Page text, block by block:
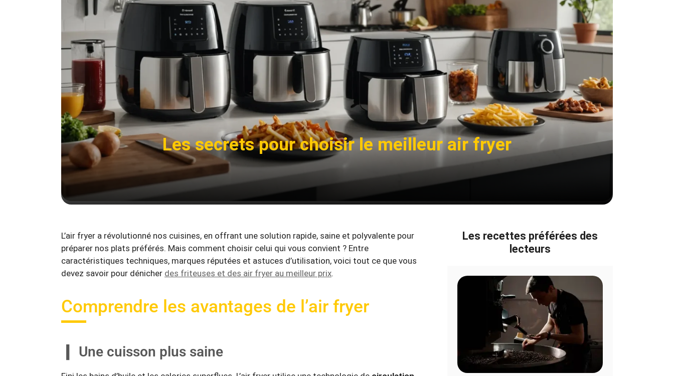
Les secrets pour choisir le meilleur air fryer
L’air fryer a révolutionné nos cuisines, en offrant une solution rapide, saine et polyvalente pour
préparer nos plats préférés. Mais comment choisir celui qui vous convient ? Entre
caractéristiques techniques, marques réputées et astuces d’utilisation, voici tout ce que vous
devez savoir pour dénicher des friteuses et des air fryer au meilleur prix.
Comprendre les avantages de l’air fryer
Une cuisson plus saine
Les recettes préférées des
lecteurs